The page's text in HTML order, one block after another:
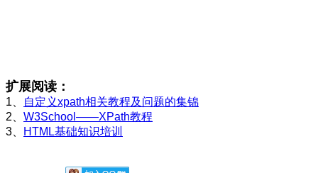
扩展阅读：
1、
自定义xpath相关教程及问题的集锦
2、 W3School——XPath教程
3、
HTML基础知识培训